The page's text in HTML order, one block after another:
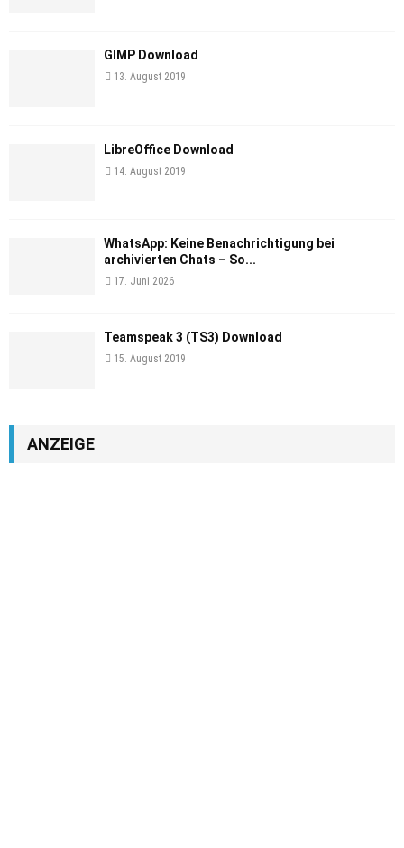
GIMP Download
13. August 2019
LibreOffice Download
14. August 2019
WhatsApp: Keine Benachrichtigung bei
archivierten Chats – So...
17. Juni 2026
Teamspeak 3 (TS3) Download
15. August 2019
ANZEIGE